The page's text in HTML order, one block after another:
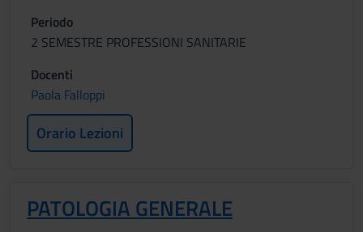
Periodo
2 SEMESTRE PROFESSIONI SANITARIE
Docenti
Paola Falloppi
Orario Lezioni
PATOLOGIA GENERALE